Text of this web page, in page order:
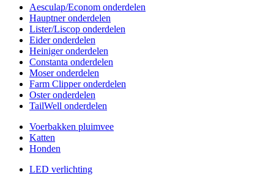
Aesculap/Econom onderdelen
Hauptner onderdelen
Lister/Liscop onderdelen
Eider onderdelen
Heiniger onderdelen
Constanta onderdelen
Moser onderdelen
Farm Clipper onderdelen
Oster onderdelen
TailWell onderdelen
Voerbakken pluimvee
Katten
Honden
LED verlichting